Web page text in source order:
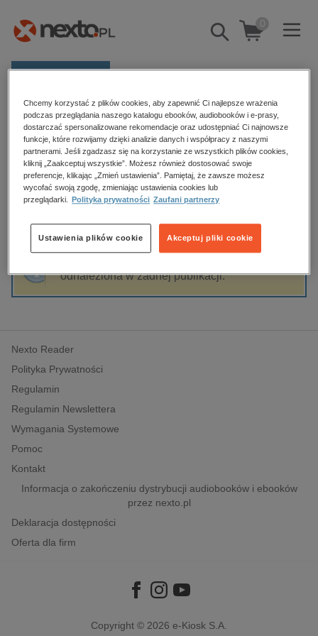
Pokaż/schowaj
wyszukiwarkę
0
Kategorie
Zobacz wszystkie E-prasa
budownictwo, aranżacja wnętrz
biznesowe, branżowe, gospodarka
dzienniki
edukacja
hobby, sport, rozrywka
komputery, internet, technologie, informatyka
polityka, społeczno-informacyjne
psychologiczne
inne
popularno-naukowe
historia
Strona główna Annabel Pitcher
Annabel Pitcher
Sortowanie Filtrowanie
odnaleziona w żadnej publikacji.
Nexto Reader
Polityka Prywatności
Regulamin
Regulamin Newslettera
Wymagania Systemowe
Pomoc
Kontakt
Informacja o zakończeniu dystrybucji audiobooków i ebooków
przez nexto.pl
Deklaracja dostępności
Oferta dla firm
Copyright © 2026 e-Kiosk S.A.
Chcemy korzystać z plików cookies, aby zapewnić Ci najlepsze wrażenia
podczas przeglądania naszego katalogu ebooków, audiobooków i e-prasy,
dostarczać spersonalizowane rekomendacje oraz udostępniać Ci najnowsze
funkcje, które rozwijamy dzięki analizie danych i współpracy z naszymi
partnerami. Jeśli zgadzasz się na korzystanie ze wszystkich plików cookies,
kliknij „Zaakceptuj wszystkie”. Możesz również dostosować swoje
preferencje, klikając „Zmień ustawienia”. Pamiętaj, że zawsze możesz
wycofać swoją zgodę, zmieniając ustawienia cookies lub
przeglądarki.
Polityka prywatności Zaufani partnerzy
Akceptuj pliki cookie
Ustawienia plików cookie